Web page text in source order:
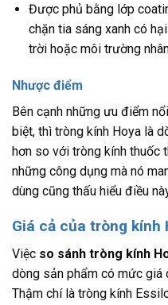
Được phủ bằng lớp
chặn tia sáng xanh có
trời hoặc môi trường
Nhược điểm
Bên cạnh những ưu điểm
biệt, thì tròng kính Hoya là
hơn so với tròng kính thuốc
những công dụng mà nó
dùng cũng thấu hiểu điều
Giá cả của tròng kính
Việc so sánh tròng kính
dòng sản phẩm có mức giá
Thậm chí là tròng kính